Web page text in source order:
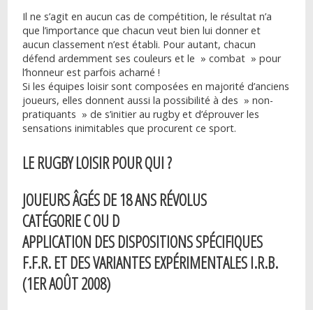
Il ne s’agit en aucun cas de compétition, le résultat n’a
que l’importance que chacun veut bien lui donner et
aucun classement n’est établi. Pour autant, chacun
défend ardemment ses couleurs et le » combat » pour
l’honneur est parfois acharné !
Si les équipes loisir sont composées en majorité d’anciens
joueurs, elles donnent aussi la possibilité à des » non-
pratiquants » de s’initier au rugby et d’éprouver les
sensations inimitables que procurent ce sport.
LE RUGBY LOISIR POUR QUI ?
JOUEURS ÂGÉS DE 18 ANS RÉVOLUS
CATÉGORIE C OU D
APPLICATION DES DISPOSITIONS SPÉCIFIQUES
F.F.R. ET DES VARIANTES EXPÉRIMENTALES I.R.B.
(1ER AOÛT 2008)